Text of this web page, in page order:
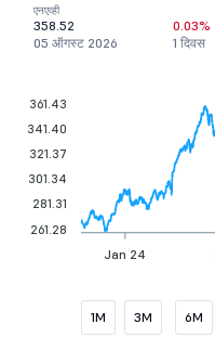
एनएव्ही
358.52
05 ऑगस्ट 2026
0.03%
1 दिवस
Jan 24
361.43
341.40
321.37
301.34
281.31
261.28
1M 3M 6M